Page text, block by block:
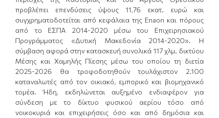
προβλέπει επενδύσεις ύψους 11,76 εκατ. ευρώ και
συγχρηματοδοτείται από κεφάλαια της Enaon και πόρους
από το ΕΣΠΑ 2014-2020 μέσω του Επιχειρησιακού
Προγράμματος «Δυτική Μακεδονία 2014-2020». Η
σύμβαση αφορά στην κατασκευή συνολικά 117 χλμ. δικτύου
Mέσης και Xαμηλής Πίεσης μέσω του οποίου τη διετία
2025-2026 θα τροφοδοτηθούν τουλάχιστον 2.100
καταναλωτές από τον οικιακό, εμπορικό και βιομηχανικό
τομέα. Ήδη, εκδηλώνεται αυξημένο ενδιαφέρον για
σύνδεση με το δίκτυο φυσικού αερίου τόσο από
νοικοκυριά και επιχειρήσεις όσο και από δημόσια και